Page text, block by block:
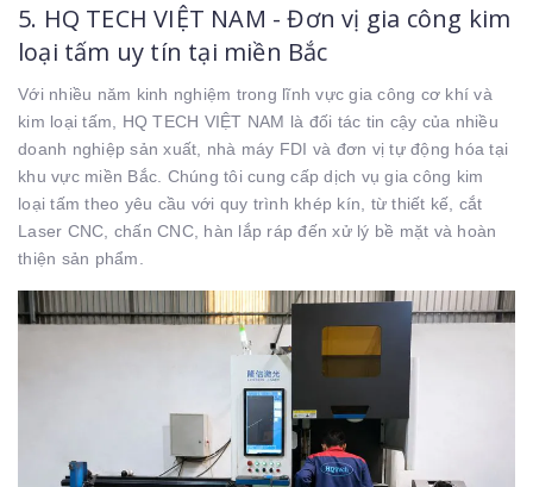
5. HQ TECH VIỆT NAM - Đơn vị gia công kim
loại tấm uy tín tại miền Bắc
Với nhiều năm kinh nghiệm trong lĩnh vực gia công cơ khí và
kim loại tấm, HQ TECH VIỆT NAM là đối tác tin cậy của nhiều
doanh nghiệp sản xuất, nhà máy FDI và đơn vị tự động hóa tại
khu vực miền Bắc. Chúng tôi cung cấp dịch vụ gia công kim
loại tấm theo yêu cầu với quy trình khép kín, từ thiết kế, cắt
Laser CNC, chấn CNC, hàn lắp ráp đến xử lý bề mặt và hoàn
thiện sản phẩm.